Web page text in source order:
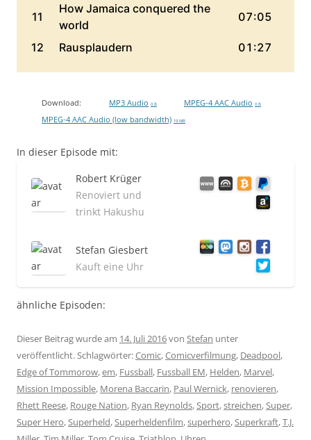
Download: MP3 Audio 0 B MPEG-4 AAC Audio 0 B
MPEG-4 AAC Audio (low bandwidth) 19 MB
In dieser Episode mit:
Robert Krüger
Renoviert und
trinkt Hakushu
Stefan Giesbert
Kauft eine Uhr
ähnliche Episoden:
Dieser Beitrag wurde am 14. Juli 2016von Stefan unter
veröffentlicht. Schlagwörter:Comic,Comicverfilmung, Deadpool,
Edge of Tommorow,em, Fussball, Fussball EM, Helden, Marvel,
Mission Impossible, Morena Baccarin, Paul Wernick, renovieren,
Rhett Reese, Rouge Nation, Ryan Reynolds,Sport,streichen,Super,
Super Hero,Superheld,Superheldenfilm,superhero,Superkraft,T.J.